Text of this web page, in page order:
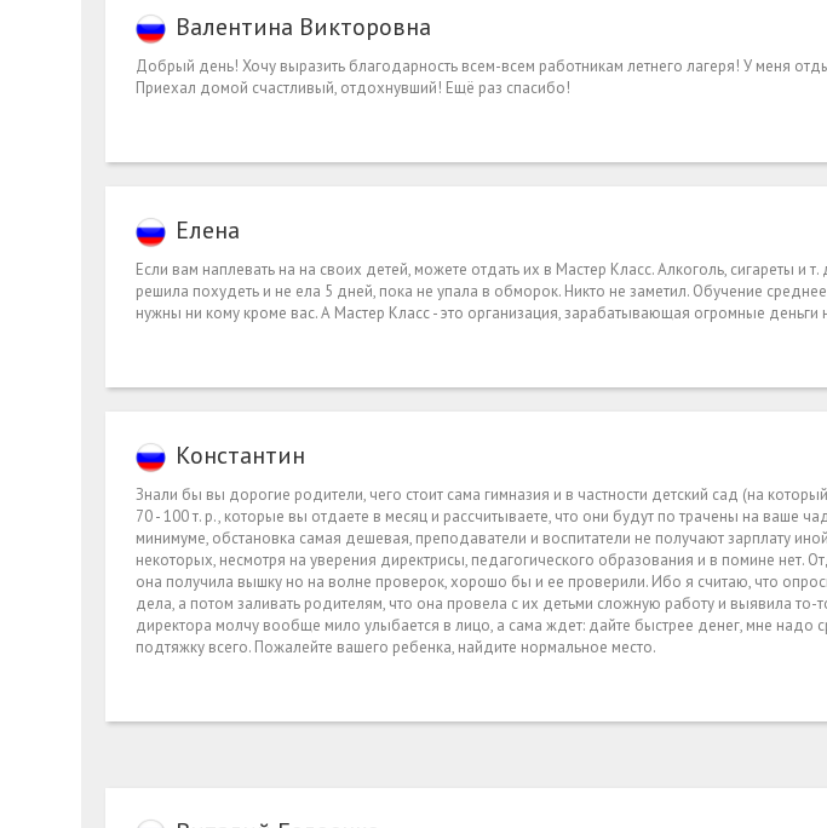
Валентина Викторовна
Добрый день! Хочу выразить благодарность всем-всем работникам летнего лагеря! У меня
Приехал домой счастливый, отдохнувший! Ещё раз спасибо!
Елена
Если вам наплевать на на своих детей, можете отдать их в Мастер Класс. Алкоголь, сигареты и
решила похудеть и не ела 5 дней, пока не упала в обморок. Никто не заметил. Обучение
нужны ни кому кроме вас. А Мастер Класс - это организация, зарабатывающая огромные деньги
Константин
Знали бы вы дорогие родители, чего стоит сама гимназия и в частности детский сад (на
70 - 100 т. р., которые вы отдаете в месяц и рассчитываете, что они будут по трачены на ваше
минимуме, обстановка самая дешевая, преподаватели и воспитатели не получают зарплату
некоторых, несмотря на уверения директрисы, педагогического образования и в помине нет.
она получила вышку но на волне проверок, хорошо бы и ее проверили. Ибо я считаю, что
дела, а потом заливать родителям, что она провела с их детьми сложную работу и выявила то-
директора молчу вообще мило улыбается в лицо, а сама ждет: дайте быстрее денег, мне надо
подтяжку всего. Пожалейте вашего ребенка, найдите нормальное место.